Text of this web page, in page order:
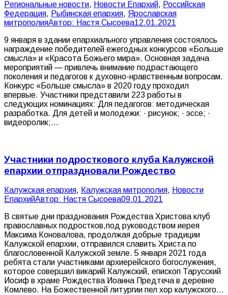
Pегиональные новости, Новости Епархий, Российская
Федерация, Рыбинская епархия, Ярославская
митрополияАвтор: Настя Сысоева12.01.2021
9 января в здании епархиального управления состоялось
награждение победителей ежегодных конкурсов «Больше
смысла» и «Красота Божьего мира». Основная задача
мероприятий — привлечь внимание подрастающего
поколения и педагогов к духовно-нравственным вопросам.
Конкурс «Больше смысла» в 2020 году проходил
впервые. Участники представили 223 работы в
следующих номинациях: Для педагогов: методическая
разработка. Для детей и молодежи: · рисунок; · эссе; ·
видеоролик;…
Участники подросткового клуба Калужской
епархии отпраздновали Рождество
Калужская епархия, Калужская митрополия, Новости
ЕпархийАвтор: Настя Сысоева09.01.2021
В святые дни празднования Рождества Христова клуб
православных подростков,под руководством иерея
Максима Коновалова, продолжая добрые традиции
Калужской епархии, отправился славить Христа по
благословенной Калужской земле. 5 января 2021 года
ребята стали участниками архиерейского богослужения,
которое совершил викарий Калужский, епископ Тарусский
Иосиф в храме Рождества Иоанна Предтеча в деревне
Комлево. На Божественной литургии пел хор калужского…